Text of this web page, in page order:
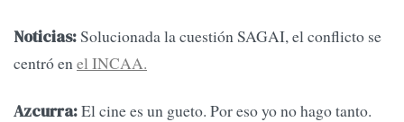
Noticias:Solucionada la cuestión SAGAI, el conflicto se
centró enel INCAA.
Azcurra:El cine es un gueto. Por eso yo no hago tanto.